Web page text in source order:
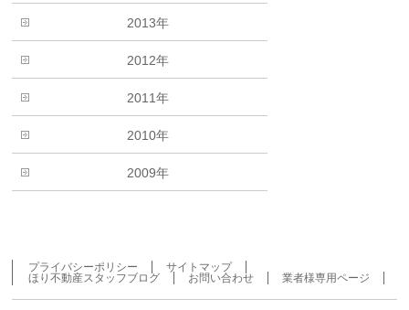
2013年
2012年
2011年
2010年
2009年
プライバシーポリシー
サイトマップ
ほり不動産スタッフブログ
お問い合わせ 業者様専用ページ